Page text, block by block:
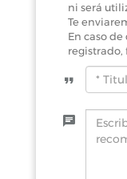
ni será
Te
En caso
registrado,